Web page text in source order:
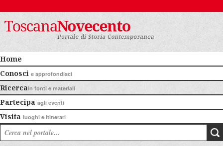
Home
Conosci e approfondisci
Ricercain fonti e materiali
Partecipa agli eventi
Visita luoghi e itinerari